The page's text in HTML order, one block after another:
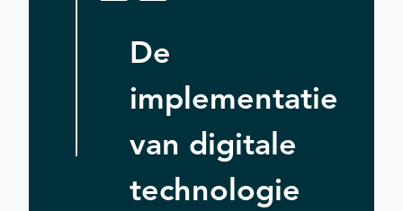
De
implementatie
van digitale
technologie